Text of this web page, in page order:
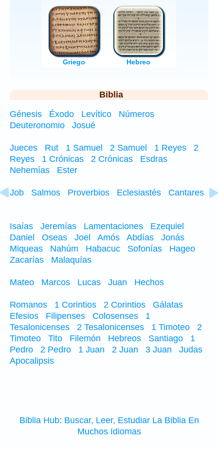
Biblia
Génesis
Éxodo Levítico
Números
Deuteronomio
Josué
Jueces Rut 1 Samuel 2 Samuel 1 Reyes
2
Reyes
1 Crónicas 2 Crónicas
Esdras
Nehemías
Ester
Job Salmos Proverbios Eclesiastés Cantares
Isaías Jeremías Lamentaciones
Ezequiel
Daniel
Oseas Joel Amós Abdías
Jonás
Miqueas
Nahúm Habacuc Sofonías
Hageo
Zacarías
Malaquías
Mateo Marcos Lucas Juan Hechos
Romanos 1 Corintios 2 Corintios
Gálatas
Efesios
Filipenses Colosenses
1
Tesalonicenses
2 Tesalonicenses 1 Timoteo
2
Timoteo
Tito Filemón Hebreos Santiago
1
Pedro
2 Pedro 1 Juan 2 Juan 3 Juan
Judas
Apocalipsis
Biblia Hub: Buscar, Leer, Estudiar La Biblia En
Muchos Idiomas